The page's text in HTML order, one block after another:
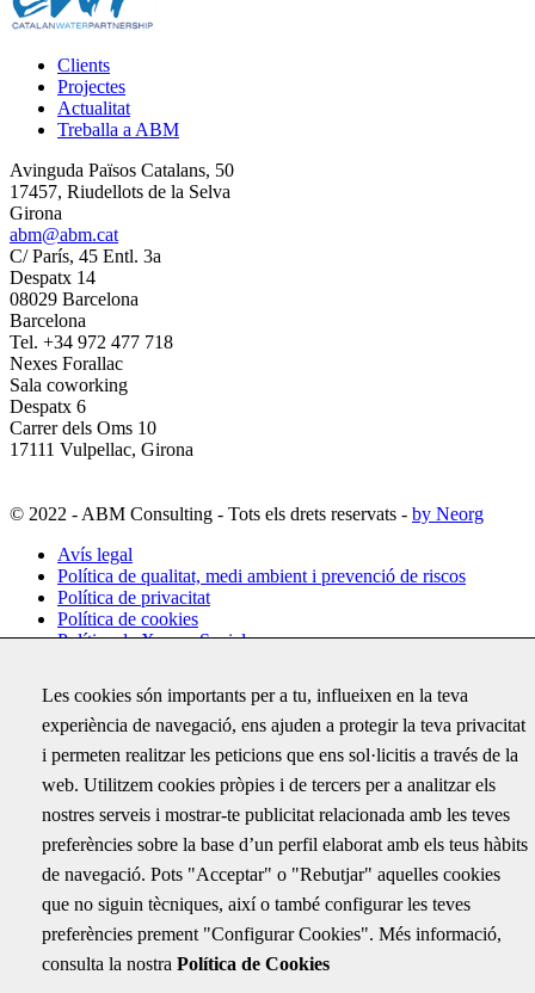
Clients
Projectes
Actualitat
Treballa a ABM
Avinguda Països Catalans, 50
17457, Riudellots de la Selva
Girona
abm@abm.cat
C/ París, 45 Entl. 3a
Despatx 14
08029 Barcelona
Barcelona
Tel. +34 972 477 718
Nexes Forallac
Sala coworking
Despatx 6
Carrer dels Oms 10
17111 Vulpellac, Girona
© 2022 - ABM Consulting - Tots els drets reservats - by Neorg
Avís legal
Política de qualitat, medi ambient i prevenció de riscos
Política de privacitat
Política de cookies
Política de Xarxes Socials
Subscriu-te
Rep per correu electrònic totes les novetats d'ABM i coneix els
darrers projectes on hem treballat
Aquest camp només és per validació i no s'ha de modificar.
Correu electrònic*
ABM SERVEIS D'ENGINYERIA I CONSULTING, S.L. com a
Les cookies són importants per a tu, influeixen en la teva
experiència de navegació, ens ajuden a protegir la teva privacitat
i permeten realitzar les peticions que ens sol·licitis a través de la
web. Utilitzem cookies pròpies i de tercers per a analitzar els
nostres serveis i mostrar-te publicitat relacionada amb les teves
preferències sobre la base d’un perfil elaborat amb els teus hàbits
de navegació. Pots "Acceptar" o "Rebutjar" aquelles cookies
que no siguin tècniques, així o també configurar les teves
preferències prement "Configurar Cookies". Més informació,
consulta la nostra Política de Cookies